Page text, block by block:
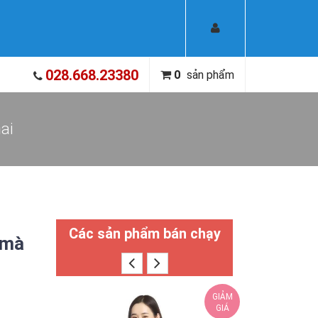
0 sản phẩm
028.668.23380
Các sản phẩm bán chạy
GIẢM
GIÁ